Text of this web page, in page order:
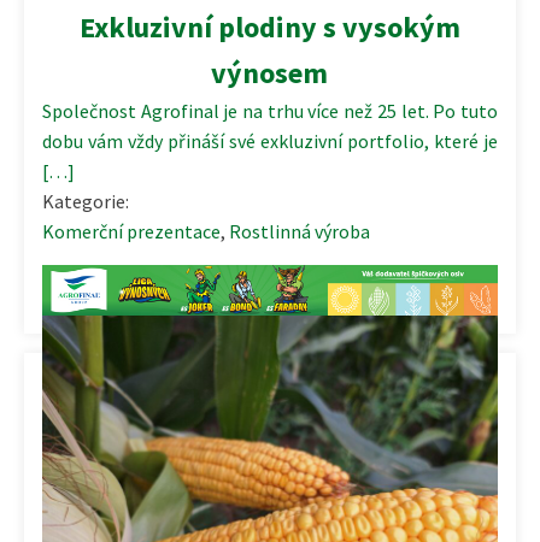
Exkluzivní plodiny s vysokým
výnosem
Společnost Agrofinal je na trhu více než 25 let. Po tuto
dobu vám vždy přináší své exkluzivní portfolio, které je
[…]
Kategorie:
Komerční prezentace, Rostlinná výroba